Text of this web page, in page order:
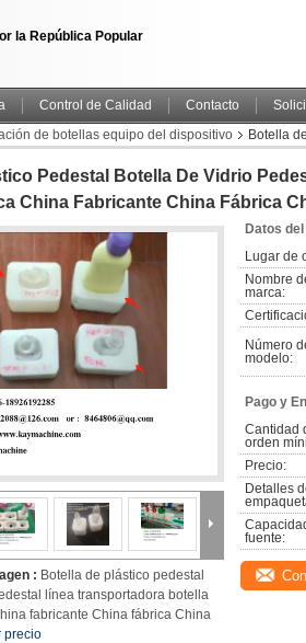
la República Popular
Control de Calidad Contacto
de botellas equipo del dispositivo
Botella
Pedestal Botella De Vidrio
China Fabricante China Fábrica
: Botella de plástico pedestal
línea transportadora botella
fabricante China fábrica China
precio
Datos
Lugar de
Nombre
marca:
Número
modelo:
Pago y
Cantidad
orden
Precio:
Detalles
fuente: